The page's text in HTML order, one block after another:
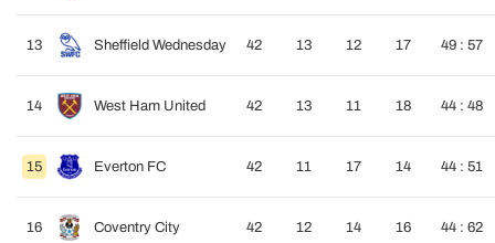
13 Sheffield Wednesday 42 13 12 17 49 : 57
14 West Ham United 42 13 11 18 44 : 48
15 Everton FC 42 11 17 14 44 : 51
16 Coventry City 42 12 14 16 44 : 62